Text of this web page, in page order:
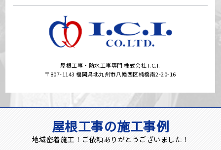
屋根工事・防水工事専門 株式会社 I.C.I.
〒807-1143 福岡県北九州市八幡西区楠橋南2-20-16
屋根工事の施工事例
地域密着施工！ご依頼ありがとうございました！